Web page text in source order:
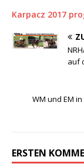
Karpacz 2017
auf
WM und EM
ERSTEN